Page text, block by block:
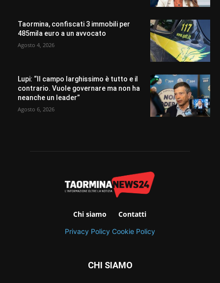
Taormina, confiscati 3 immobili per
485mila euro a un avvocato
Agosto 4, 2026
Lupi: “Il campo larghissimo è tutto e il
contrario. Vuole governare ma non ha
neanche un leader”
Agosto 6, 2026
Chi siamo Contatti
Privacy Policy Cookie Policy
CHI SIAMO